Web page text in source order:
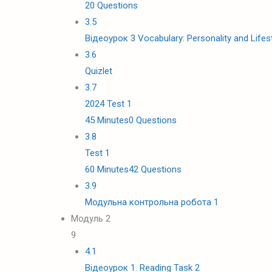
20 Questions
3.5
Відеоурок 3 Vocabulary: Personality and
3.6
Quizlet
3.7
2024 Test 1
45 Minutes0 Questions
3.8
Test 1
60 Minutes42 Questions
3.9
Модульна контрольна робота 1
Модуль 2
9
4.1
Відеоурок 1. Reading Task 2